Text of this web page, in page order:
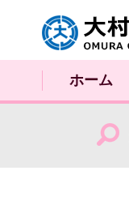
大村市
ホーム